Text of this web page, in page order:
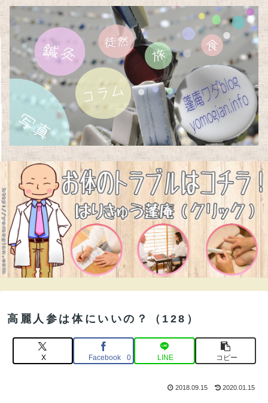
高麗人参は体にいいの？（128）
X Facebook 0 LINE コピー
2018.09.15 2020.01.15